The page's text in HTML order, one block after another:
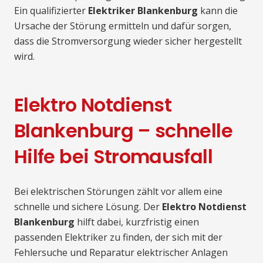
Ein qualifizierter Elektriker Blankenburg kann die
Ursache der Störung ermitteln und dafür sorgen,
dass die Stromversorgung wieder sicher hergestellt
wird.
Elektro Notdienst
Blankenburg – schnelle
Hilfe bei Stromausfall
Bei elektrischen Störungen zählt vor allem eine
schnelle und sichere Lösung. Der Elektro Notdienst
Blankenburg hilft dabei, kurzfristig einen
passenden Elektriker zu finden, der sich mit der
Fehlersuche und Reparatur elektrischer Anlagen